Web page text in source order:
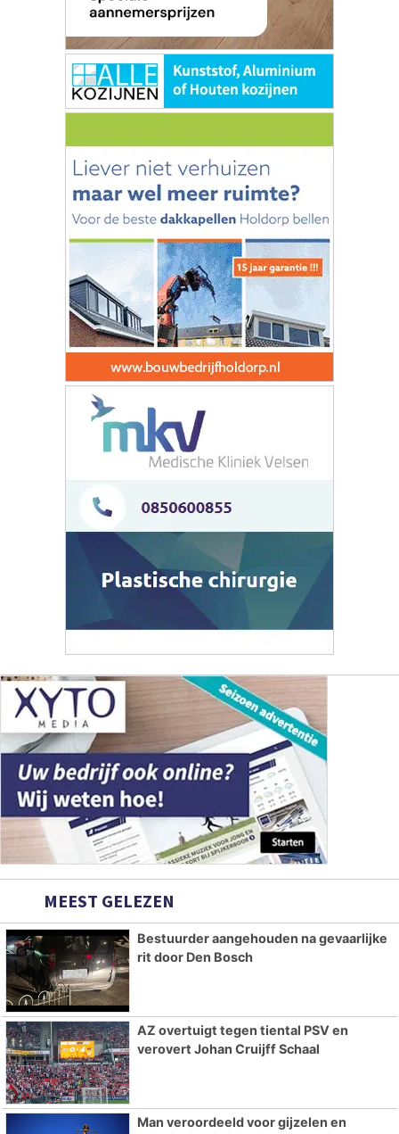
MEEST GELEZEN
Bestuurder aangehouden na gevaarlijke
rit door Den Bosch
AZ overtuigt tegen tiental PSV en
verovert Johan Cruijff Schaal
Man veroordeeld voor gijzelen en